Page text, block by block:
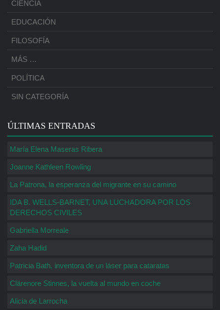
CIENCIA
EDUCACIÓN
FILOSOFÍA
MÁS …
POLÍTICA
SIN CATEGORÍA
ÚLTIMAS ENTRADAS
María Elena Maseras Ribera
Joanne Kathleen Rowling
La Patrona, la esperanza del migrante en su camino
IDA B. WELLS-BARNET, UNA LUCHADORA POR LOS
DERECHOS CIVILES
Gabriella Morreale
Zaha Hadid
Patricia Bath, inventora de un láser para cataratas
Clärenore Stinnes, la vuelta al mundo en coche
Alicia de Larrocha